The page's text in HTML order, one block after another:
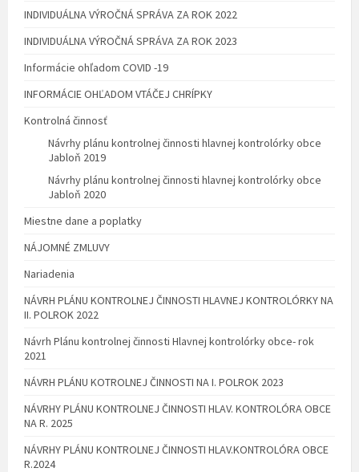
INDIVIDUÁLNA VÝROČNÁ SPRÁVA ZA ROK 2022
INDIVIDUÁLNA VÝROČNÁ SPRÁVA ZA ROK 2023
Informácie ohľadom COVID -19
INFORMÁCIE OHĽADOM VTÁČEJ CHRÍPKY
Kontrolná činnosť
Návrhy plánu kontrolnej činnosti hlavnej kontrolórky obce
Jabloň 2019
Návrhy plánu kontrolnej činnosti hlavnej kontrolórky obce
Jabloň 2020
Miestne dane a poplatky
NÁJOMNÉ ZMLUVY
Nariadenia
NÁVRH PLÁNU KONTROLNEJ ČINNOSTI HLAVNEJ KONTROLÓRKY NA
II. POLROK 2022
Návrh Plánu kontrolnej činnosti Hlavnej kontrolórky obce- rok
2021
NÁVRH PLÁNU KOTROLNEJ ČINNOSTI NA I. POLROK 2023
NÁVRHY PLÁNU KONTROLNEJ ČINNOSTI HLAV. KONTROLÓRA OBCE
NA R. 2025
NÁVRHY PLÁNU KONTROLNEJ ČINNOSTI HLAV.KONTROLÓRA OBCE
R.2024